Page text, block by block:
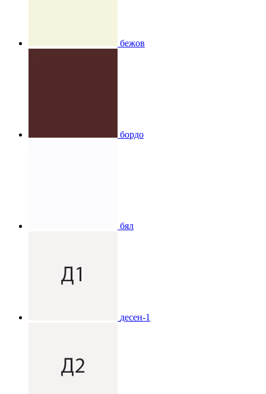
бежов
бордо
бял
десен-1